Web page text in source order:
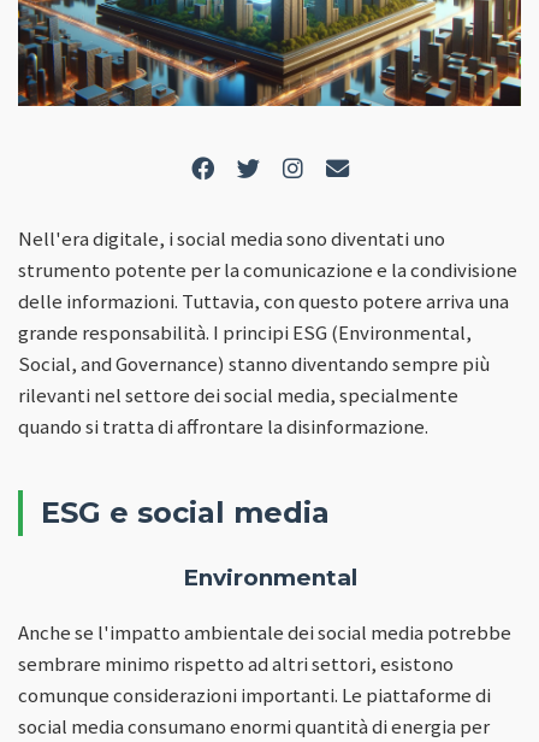
Nell'era digitale, i social media sono diventati uno
strumento potente per la comunicazione e la condivisione
delle informazioni. Tuttavia, con questo potere arriva una
grande responsabilità. I principi ESG (Environmental,
Social, and Governance) stanno diventando sempre più
rilevanti nel settore dei social media, specialmente
quando si tratta di affrontare la disinformazione.
ESG e social media
Environmental
Anche se l'impatto ambientale dei social media potrebbe
sembrare minimo rispetto ad altri settori, esistono
comunque considerazioni importanti. Le piattaforme di
social media consumano enormi quantità di energia per